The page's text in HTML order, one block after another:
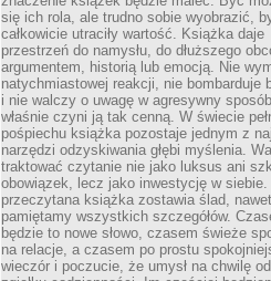
się ich rola, ale trudno sobie wyobrazić,
całkowicie utraciły wartość. Książka daje
przestrzeń do namysłu, do dłuższego
argumentem, historią lub emocją. Nie
natychmiastowej reakcji, nie bombarduje
i nie walczy o uwagę w agresywny
właśnie czyni ją tak cenną. W świecie
pośpiechu książka pozostaje jednym z
narzędzi odzyskiwania głębi myślenia.
traktować czytanie nie jako luksus ani
obowiązek, lecz jako inwestycję w siebie.
przeczytana książka zostawia ślad,
pamiętamy wszystkich szczegółów.
będzie to nowe słowo, czasem świeże
na relacje, a czasem po prostu
wieczór i poczucie, że umysł na chwilę